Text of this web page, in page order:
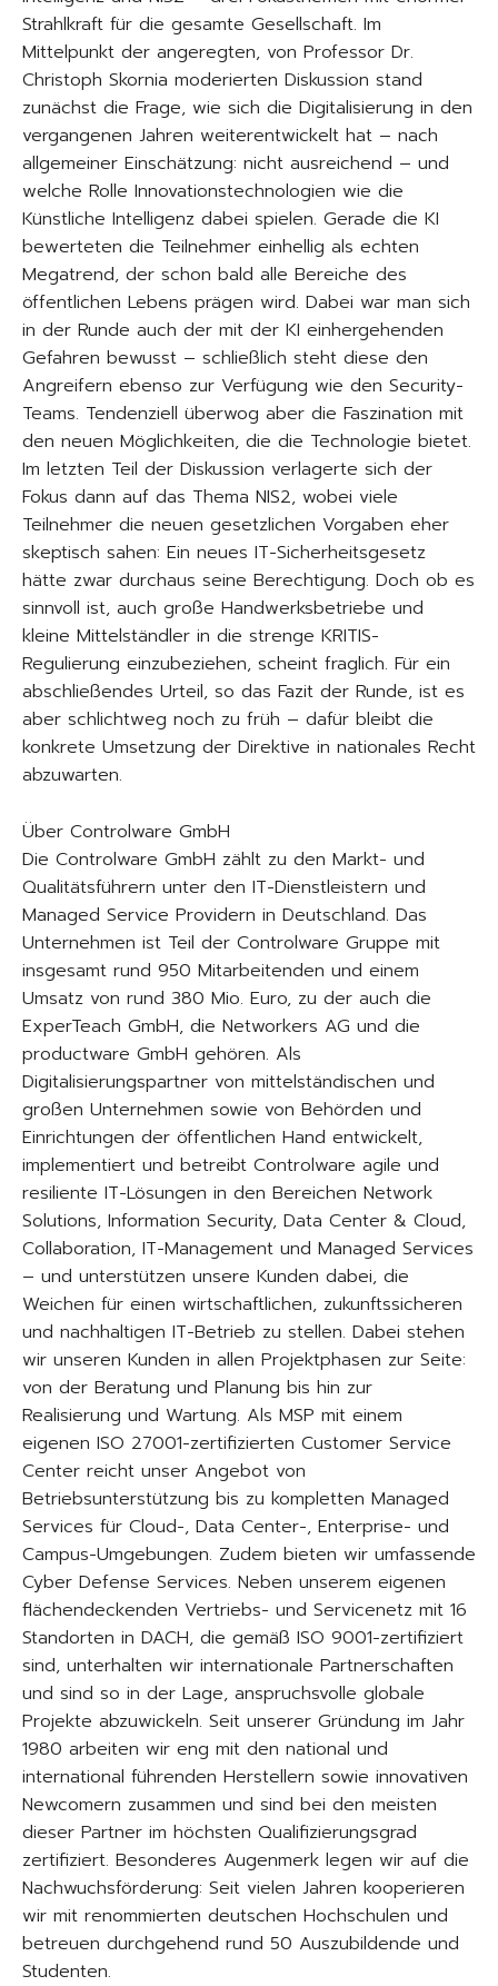
Strahlkraft für die gesamte Gesellschaft. Im
Mittelpunkt der angeregten, von Professor Dr.
Christoph Skornia moderierten Diskussion stand
zunächst die Frage, wie sich die Digitalisierung in den
vergangenen Jahren weiterentwickelt hat – nach
allgemeiner Einschätzung: nicht ausreichend – und
welche Rolle Innovationstechnologien wie die
Künstliche Intelligenz dabei spielen. Gerade die KI
bewerteten die Teilnehmer einhellig als echten
Megatrend, der schon bald alle Bereiche des
öffentlichen Lebens prägen wird. Dabei war man sich
in der Runde auch der mit der KI einhergehenden
Gefahren bewusst – schließlich steht diese den
Angreifern ebenso zur Verfügung wie den Security-
Teams. Tendenziell überwog aber die Faszination mit
den neuen Möglichkeiten, die die Technologie bietet.
Im letzten Teil der Diskussion verlagerte sich der
Fokus dann auf das Thema NIS2, wobei viele
Teilnehmer die neuen gesetzlichen Vorgaben eher
skeptisch sahen: Ein neues IT-Sicherheitsgesetz
hätte zwar durchaus seine Berechtigung. Doch ob es
sinnvoll ist, auch große Handwerksbetriebe und
kleine Mittelständler in die strenge KRITIS-
Regulierung einzubeziehen, scheint fraglich. Für ein
abschließendes Urteil, so das Fazit der Runde, ist es
aber schlichtweg noch zu früh – dafür bleibt die
konkrete Umsetzung der Direktive in nationales Recht
abzuwarten.
Über Controlware GmbH
Die Controlware GmbH zählt zu den Markt- und
Qualitätsführern unter den IT-Dienstleistern und
Managed Service Providern in Deutschland. Das
Unternehmen ist Teil der Controlware Gruppe mit
insgesamt rund 950 Mitarbeitenden und einem
Umsatz von rund 380 Mio. Euro, zu der auch die
ExperTeach GmbH, die Networkers AG und die
productware GmbH gehören. Als
Digitalisierungspartner von mittelständischen und
großen Unternehmen sowie von Behörden und
Einrichtungen der öffentlichen Hand entwickelt,
implementiert und betreibt Controlware agile und
resiliente IT-Lösungen in den Bereichen Network
Solutions, Information Security, Data Center & Cloud,
Collaboration, IT-Management und Managed Services
– und unterstützen unsere Kunden dabei, die
Weichen für einen wirtschaftlichen, zukunftssicheren
und nachhaltigen IT-Betrieb zu stellen. Dabei stehen
wir unseren Kunden in allen Projektphasen zur Seite:
von der Beratung und Planung bis hin zur
Realisierung und Wartung. Als MSP mit einem
eigenen ISO 27001-zertifizierten Customer Service
Center reicht unser Angebot von
Betriebsunterstützung bis zu kompletten Managed
Services für Cloud-, Data Center-, Enterprise- und
Campus-Umgebungen. Zudem bieten wir umfassende
Cyber Defense Services. Neben unserem eigenen
flächendeckenden Vertriebs- und Servicenetz mit 16
Standorten in DACH, die gemäß ISO 9001-zertifiziert
sind, unterhalten wir internationale Partnerschaften
und sind so in der Lage, anspruchsvolle globale
Projekte abzuwickeln. Seit unserer Gründung im Jahr
1980 arbeiten wir eng mit den national und
international führenden Herstellern sowie innovativen
Newcomern zusammen und sind bei den meisten
dieser Partner im höchsten Qualifizierungsgrad
zertifiziert. Besonderes Augenmerk legen wir auf die
Nachwuchsförderung: Seit vielen Jahren kooperieren
wir mit renommierten deutschen Hochschulen und
betreuen durchgehend rund 50 Auszubildende und
Studenten.